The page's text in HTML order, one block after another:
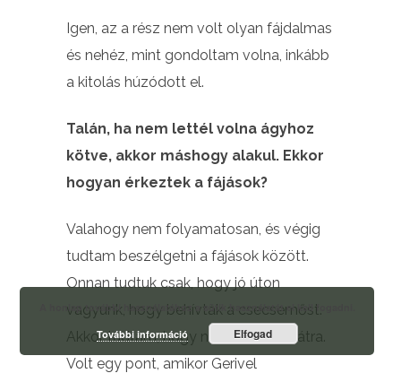
Igen, az a rész nem volt olyan fájdalmas
és nehéz, mint gondoltam volna, inkább
a kitolás húzódott el.
Talán, ha nem lettél volna ágyhoz
kötve, akkor máshogy alakul. Ekkor
hogyan érkeztek a fájások?
Valahogy nem folyamatosan, és végig
tudtam beszélgetni a fájások között.
Onnan tudtuk csak, hogy jó úton
vagyunk, hogy behívták a csecsemőst.
Akkor tudtam, hogy nincs sok idő hátra.
Volt egy pont, amikor Gerivel
A honlap további használatához a sütik használatát el kell fogadni.
További információ
Elfogad